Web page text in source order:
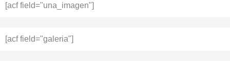
[acf field="una_imagen"]
[acf field="galeria"]